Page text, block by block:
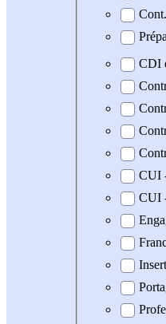
CDI
CUI
CUI